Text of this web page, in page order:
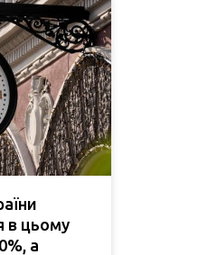
в цьому
а